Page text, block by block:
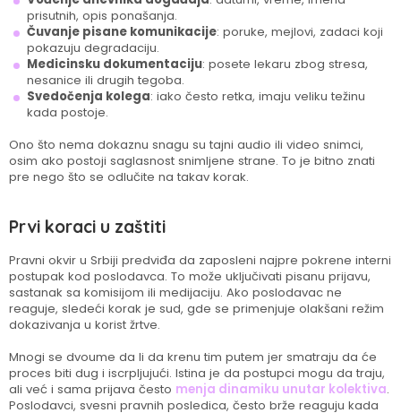
prisutnih, opis ponašanja.
Čuvanje pisane komunikacije: poruke, mejlovi, zadaci koji
pokazuju degradaciju.
Medicinsku dokumentaciju: posete lekaru zbog stresa,
nesanice ili drugih tegoba.
Svedočenja kolega: iako često retka, imaju veliku težinu
kada postoje.
Ono što nema dokaznu snagu su tajni audio ili video snimci,
osim ako postoji saglasnost snimljene strane. To je bitno znati
pre nego što se odlučite na takav korak.
Prvi koraci u zaštiti
Pravni okvir u Srbiji predviđa da zaposleni najpre pokrene interni
postupak kod poslodavca. To može uključivati pisanu prijavu,
sastanak sa komisijom ili medijaciju. Ako poslodavac ne
reaguje, sledeći korak je sud, gde se primenjuje olakšani režim
dokazivanja u korist žrtve.
Mnogi se dvoume da li da krenu tim putem jer smatraju da će
proces biti dug i iscrpljujući. Istina je da postupci mogu da traju,
ali već i sama prijava često menja dinamiku unutar kolektiva.
Poslodavci, svesni pravnih posledica, često brže reaguju kada